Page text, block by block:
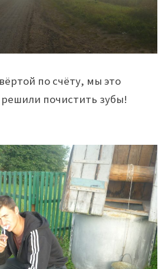
по счёту, мы это
почистить зубы!